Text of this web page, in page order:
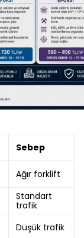
Sebep
Ağır forklift
Standart
trafik
Düşük trafik